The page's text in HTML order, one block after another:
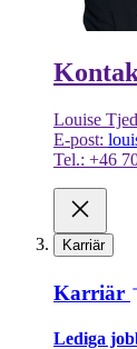
Louise
E-post:
Tel.: +46
Karriär
Karriär
Lediga